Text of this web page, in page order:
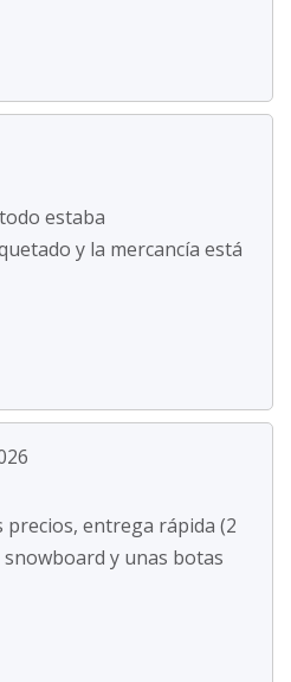
estaba
y la mercancía está
precios, entrega rápida (2
snowboard y unas botas